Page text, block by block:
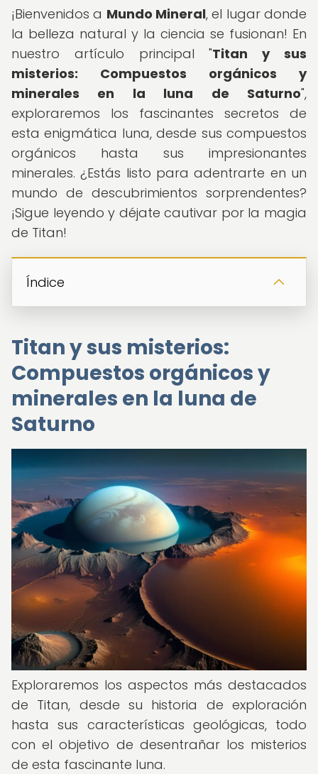
¡Bienvenidos a Mundo Mineral, el lugar donde
la belleza natural y la ciencia se fusionan! En
nuestro artículo principal "Titan y sus
misterios: Compuestos orgánicos y
minerales en la luna de Saturno",
exploraremos los fascinantes secretos de
esta enigmática luna, desde sus compuestos
orgánicos hasta sus impresionantes
minerales. ¿Estás listo para adentrarte en un
mundo de descubrimientos sorprendentes?
¡Sigue leyendo y déjate cautivar por la magia
de Titan!
Índice
Titan y sus misterios:
Compuestos orgánicos y
minerales en la luna de
Saturno
Exploraremos los aspectos más destacados
de Titan, desde su historia de exploración
hasta sus características geológicas, todo
con el objetivo de desentrañar los misterios
de esta fascinante luna.